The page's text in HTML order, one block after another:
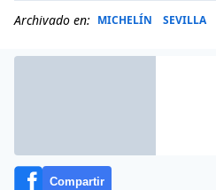
Archivado en: MICHELÍN SEVILLA
Compartir